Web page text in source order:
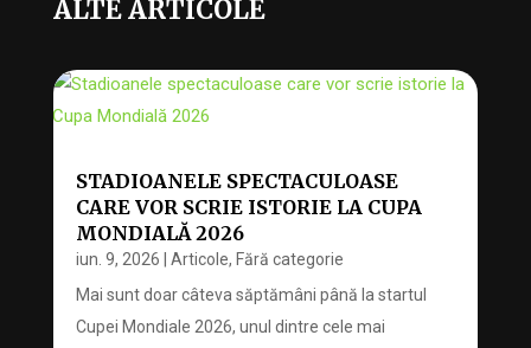
ALTE ARTICOLE
STADIOANELE SPECTACULOASE
CARE VOR SCRIE ISTORIE LA CUPA
MONDIALĂ 2026
iun. 9, 2026 Articole, Fără categorie
Mai sunt doar câteva săptămâni până la startul
Cupei Mondiale 2026, unul dintre cele mai